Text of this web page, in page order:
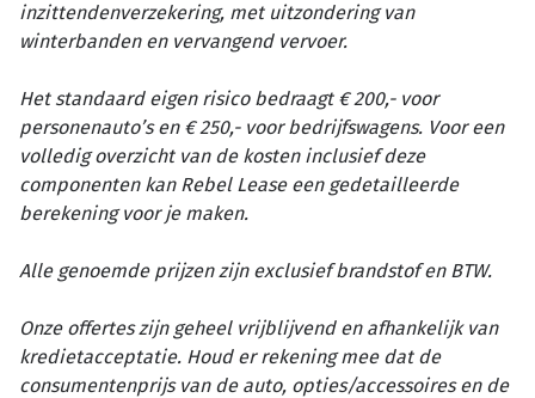
inzittendenverzekering, met uitzondering van
winterbanden en vervangend vervoer.
Het standaard eigen risico bedraagt € 200,- voor
personenauto’s en € 250,- voor bedrijfswagens. Voor een
volledig overzicht van de kosten inclusief deze
componenten kan Rebel Lease een gedetailleerde
berekening voor je maken.
Alle genoemde prijzen zijn exclusief brandstof en BTW.
Onze offertes zijn geheel vrijblijvend en afhankelijk van
kredietacceptatie. Houd er rekening mee dat de
consumentenprijs van de auto, opties/accessoires en de